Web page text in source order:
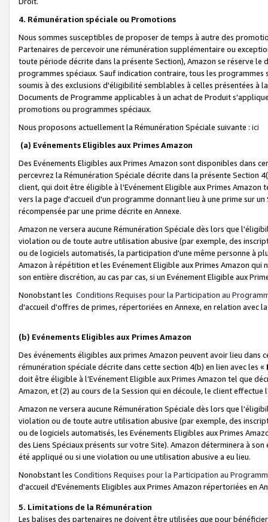
4. Rémunération spéciale ou Promotions
Nous sommes susceptibles de proposer de temps à autre des
Partenaires de percevoir une rémunération supplémentaire ou
toute période décrite dans la présente Section), Amazon se réserve
programmes spéciaux. Sauf indication contraire, tous les
soumis à des exclusions d'éligibilité semblables à celles présentées à
Documents de Programme applicables à un achat de Produit
promotions ou programmes spéciaux.
Nous proposons actuellement la Rémunération Spéciale suivante : ici
(a) Evénements Eligibles aux Primes Amazon
Des Evénements Eligibles aux Primes Amazon sont disponibles dans
percevrez la Rémunération Spéciale décrite dans la présente Section
client, qui doit être éligible à l'Evénement Eligible aux Primes Amazon
vers la page d'accueil d'un programme donnant lieu à une prime sur
récompensée par une prime décrite en Annexe.
Amazon ne versera aucune Rémunération Spéciale dès lors que
violation ou de toute autre utilisation abusive (par exemple, des
ou de logiciels automatisés, la participation d'une même personne à
Amazon à répétition et les Evénement Eligible aux Primes Amazon qui
son entière discrétion, au cas par cas, si un Evénement Eligible aux
Nonobstant les Conditions Requises pour la Participation au
d'accueil d'offres de primes, répertoriées en Annexe, en relation avec
(b) Evénements Eligibles aux Primes Amazon
Des événements éligibles aux primes Amazon peuvent avoir lieu dans
rémunération spéciale décrite dans cette section 4(b) en lien avec les «
doit être éligible à l’Evénement Eligible aux Primes Amazon tel que
Amazon, et (2) au cours de la Session qui en découle, le client
Amazon ne versera aucune Rémunération Spéciale dès lors que
violation ou de toute autre utilisation abusive (par exemple, des
ou de logiciels automatisés, les Evénements Eligibles aux Primes
des Liens Spéciaux présents sur votre Site). Amazon déterminera à
été appliqué ou si une violation ou une utilisation abusive a eu lieu.
Nonobstant les Conditions Requises pour la Participation au
d'accueil d'Evénements Eligibles aux Primes Amazon répertoriées en
5. Limitations de la Rémunération
Les balises des partenaires ne doivent être utilisées que pour